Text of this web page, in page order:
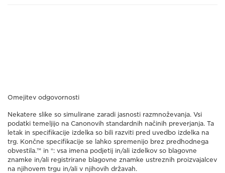
Omejitev odgovornosti
Nekatere slike so simulirane zaradi jasnosti razmnoževanja. Vsi
podatki temeljijo na Canonovih standardnih načinih preverjanja. Ta
letak in specifikacije izdelka so bili razviti pred uvedbo izdelka na
trg. Končne specifikacije se lahko spremenijo brez predhodnega
obvestila.™ in ®: vsa imena podjetij in/ali izdelkov so blagovne
znamke in/ali registrirane blagovne znamke ustreznih proizvajalcev
na njihovem trgu in/ali v njihovih državah.